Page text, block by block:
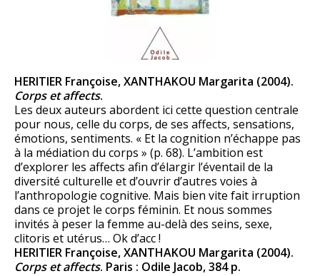
HERITIER Françoise, XANTHAKOU Margarita (2004).
Corps et affects.
Les deux auteurs abordent ici cette question centrale
pour nous, celle du corps, de ses affects, sensations,
émotions, sentiments. « Et la cognition n’échappe pas
à la médiation du corps » (p. 68). L’ambition est
d’explorer les affects afin d’élargir l’éventail de la
diversité culturelle et d’ouvrir d’autres voies à
l’anthropologie cognitive. Mais bien vite fait irruption
dans ce projet le corps féminin. Et nous sommes
invités à peser la femme au-delà des seins, sexe,
clitoris et utérus… Ok d’acc !
HERITIER Françoise, XANTHAKOU Margarita (2004).
Corps et affects. Paris : Odile Jacob, 384 p.